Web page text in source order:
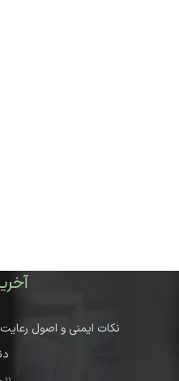
نکات ایمنی و اصول